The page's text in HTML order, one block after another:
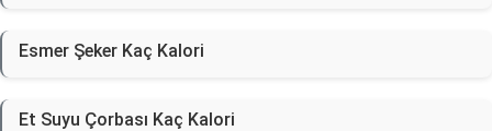
Esmer Şeker Kaç Kalori
Et Suyu Çorbası Kaç Kalori